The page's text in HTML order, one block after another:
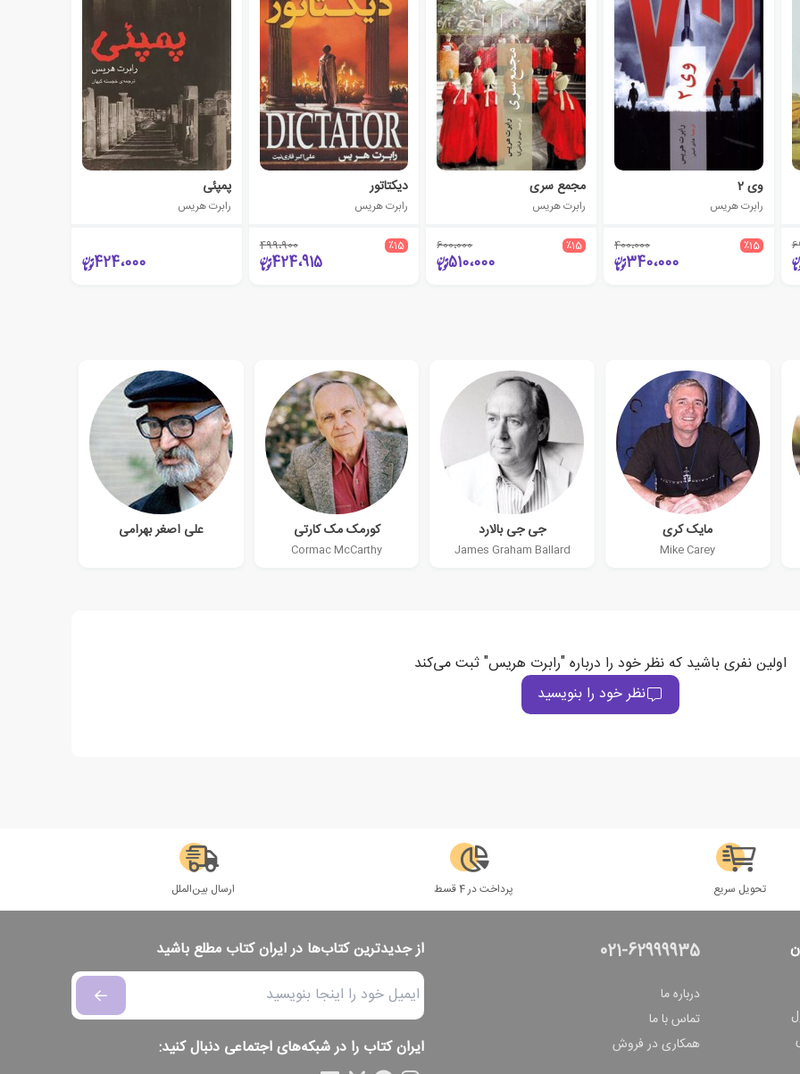
وی 2
رابرت هریس
٪15 400،000
340،000
مجمع سری
رابرت هریس
٪15 600،000
510،000
دیکتاتور
رابرت هریس
٪15 499،900
424،915
پمپئی
رابرت هریس
424،000
مایک کری
Mike Carey
جی جی بالارد
James Graham Ballard
کورمک مک کارتی
Cormac McCarthy
علی اصغر بهرامی
اولین نفری باشید که نظر خود را درباره "رابرت هریس" ثبت می‌کند
نظر خود را بنویسید
تحویل سریع پرداخت در 4 قسط ارسال بین‌الملل
021-62999935
درباره ما
تماس با ما
همکاری در فروش
از جدیدترین کتاب‌ها در ایران کتاب مطلع باشید
ایران کتاب را در شبکه‌های اجتماعی دنبال کنید: